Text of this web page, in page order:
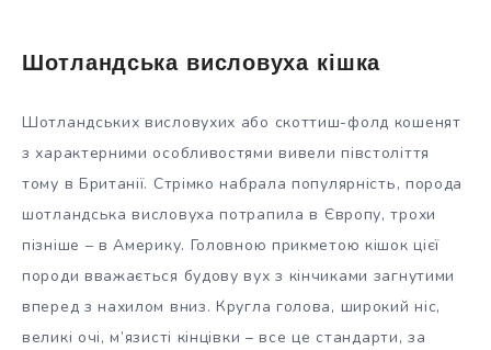
Шотландська висловуха кішка
Шотландських висловухих або скоттиш-фолд кошенят
з характерними особливостями вивели півстоліття
тому в Британії. Стрімко набрала популярність, порода
шотландська висловуха потрапила в Європу, трохи
пізніше – в Америку. Головною прикметою кішок цієї
породи вважається будову вух з кінчиками загнутими
вперед з нахилом вниз. Кругла голова, широкий ніс,
великі очі, м’язисті кінцівки – все це стандарти, за